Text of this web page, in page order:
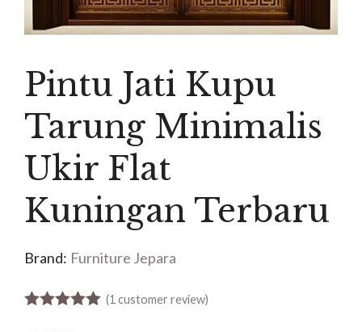
Pintu Jati Kupu
Tarung Minimalis
Ukir Flat
Kuningan Terbaru
Brand: Furniture Jepara
(1 customer review)